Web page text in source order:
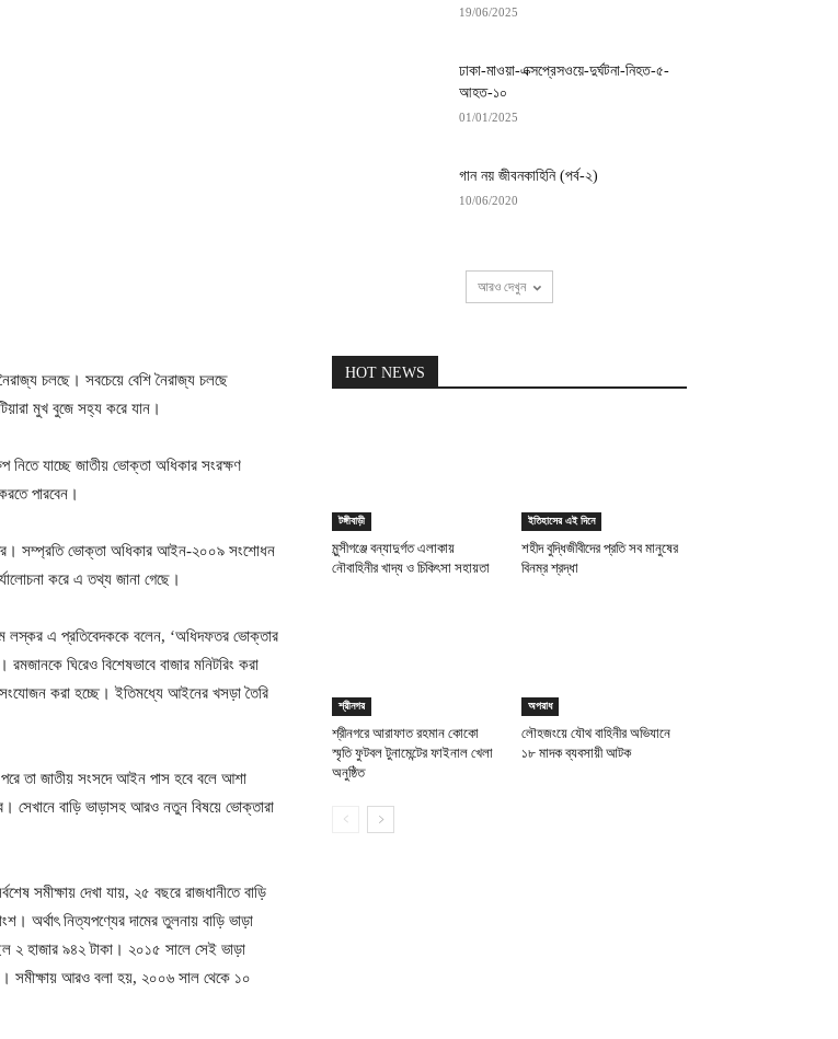
চলছে। সবচেয়ে বেশি নৈরাজ্য চলছে
মুখ বুজে সহ্য করে যান।
নিতে যাচ্ছে জাতীয় ভোক্তা অধিকার সংরক্ষণ
পারবেন।
সম্প্রতি ভোক্তা অধিকার আইন-২০০৯ সংশোধন
করে এ তথ্য জানা গেছে।
লস্কর এ প্রতিবেদককে বলেন, ‘অধিদফতর ভোক্তার
ঘিরেও বিশেষভাবে বাজার মনিটরিং করা
করা হচ্ছে। ইতিমধ্যে আইনের খসড়া তৈরি
পরে তা জাতীয় সংসদে আইন পাস হবে বলে আশা
বাড়ি ভাড়াসহ আরও নতুন বিষয়ে ভোক্তারা
সমীক্ষায় দেখা যায়, ২৫ বছরে রাজধানীতে বাড়ি
অর্থাৎ নিত্যপণ্যের দামের তুলনায় বাড়ি ভাড়া
২ হাজার ৯৪২ টাকা। ২০১৫ সালে সেই ভাড়া
সমীক্ষায় আরও বলা হয়, ২০০৬ সাল থেকে ১০
19/06/2025
ঢাকা-মাওয়া-এক্সপ্রেসওয়ে-দুর্ঘটনা-নিহত-৫-
আহত-১০
01/01/2025
গান নয় জীবনকাহিনি (পর্ব-২)
10/06/2020
আরও দেখুন
HOT NEWS
টঙ্গীবাড়ী
মুন্সীগঞ্জে বন্যাদুর্গত এলাকায়
নৌবাহিনীর খাদ্য ও চিকিৎসা সহায়তা
ইতিহাসের এই দিনে
শহীদ বুদ্ধিজীবীদের প্রতি সব মানুষের
বিনম্র শ্রদ্ধা
শ্রীনগর
শ্রীনগরে আরাফাত রহমান কোকো
স্মৃতি ফুটবল টুনামেন্টের ফাইনাল খেলা
অনুষ্ঠিত
অপরাধ
লৌহজংয়ে যৌথ বাহিনীর অভিযানে
১৮ মাদক ব্যবসায়ী আটক